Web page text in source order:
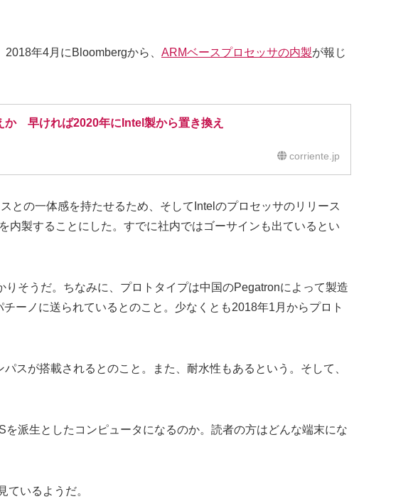
年4月にBloombergから、 ARMベースプロセッサの内製が報じ
か 早ければ2020年にIntel製から置き換え
corriente.jp
との一体感を持たせるため、そしてIntelのプロセッサのリリース
内製することにした。すでに社内ではゴーサインも出ているとい
そうだ。ちなみに、プロトタイプは中国のPegatronによって製造
ーノに送られているとのこと。少なくとも2018年1月からプロト
スが搭載されるとのこと。また、耐水性もあるという。そして、
派生としたコンピュータになるのか。読者の方はどんな端末にな
いるようだ。